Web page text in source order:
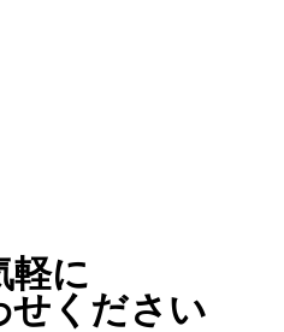
軽に
せください